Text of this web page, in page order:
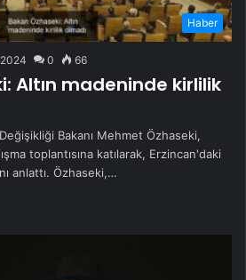
Haber
0 66
Altın madeninde kirlilik
Bakanı Mehmet Özhaseki,
toplantısına katılarak, Erzincan'daki
anlattı. Özhaseki,…